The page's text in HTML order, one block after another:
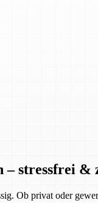
– stressfrei &
Ob privat oder